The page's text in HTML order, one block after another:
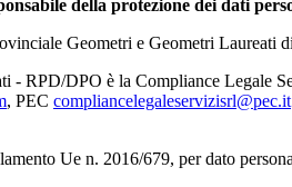
della protezione dei dati
Geometri e Geometri Laureati
- RPD/DPO è la Compliance Legale
, PEC compliancelegaleservizisrl@pec.it
Ue n. 2016/679, per dato